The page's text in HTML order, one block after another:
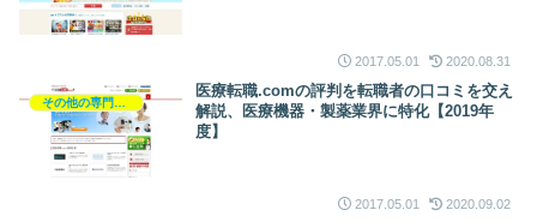
2017.05.01 2020.08.31
医療転職.comの評判を転職者の口コミを交え
解説、医療機器・製薬業界に特化【2019年
度】
2017.05.01 2020.09.02